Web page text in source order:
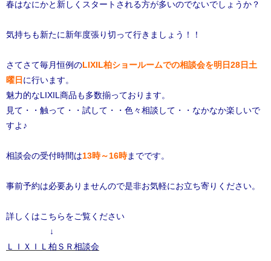
春はなにかと新しくスタートされる方が多いのでないでしょうか？
気持ちも新たに新年度張り切って行きましょう！！
さてさて毎月恒例のLIXIL柏ショールームでの相談会を明日28日土
曜日 に行います。
魅力的なLIXIL商品も多数揃っております。
見て・・触って・・試して・・色々相談して・・なかなか楽しいで
すよ♪
相談会の受付時間は13時～16時までです。
事前予約は必要ありませんので是非お気軽にお立ち寄りください。
詳しくはこちらをご覧ください
↓
ＬＩＸＩＬ柏ＳＲ相談会